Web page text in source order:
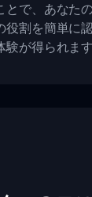
とで、あなた
役割を簡単に
が得られます